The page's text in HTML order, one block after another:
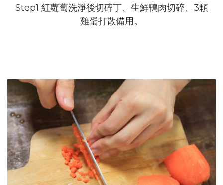
Step1 紅蘿蔔洗淨後切碎丁、生鮮鴨肉切碎、3顆
雞蛋打散備用。